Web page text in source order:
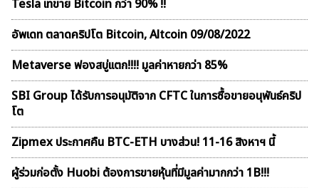
Tesla เทขาย Bitcoin กว่า 90% !!
อัพเดท ตลาดคริปโต Bitcoin, Altcoin 09/08/2022
Metaverse ฟองสบู่เเตก!!!! มูลค่าหายกว่า 85%
SBI Group ได้รับการอนุมัติจาก CFTC ในการซื้อขายอนุพันธ์คริป
โต
Zipmex ประกาศคืน BTC-ETH บางส่วน! 11-16 สิงหาฯ นี้
ผู้ร่วมก่อตั้ง Huobi ต้องการขายหุ้นที่มีมูลค่ามากกว่า 1B!!!